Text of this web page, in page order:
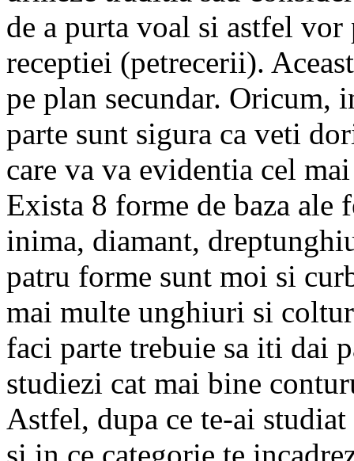
de a purta voal si astfel
receptiei (petrecerii).
pe plan secundar. Oricum,
parte sunt sigura ca veti
care va va evidentia cel
Exista 8 forme de baza ale
inima, diamant,
patru forme sunt moi si
mai multe unghiuri si
faci parte trebuie sa iti dai
studiezi cat mai bine
Astfel, dupa ce te-ai